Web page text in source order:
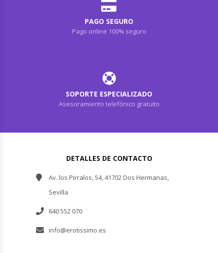
PAGO SEGURO
Pago online 100% seguro
SOPORTE ESPECIALIZADO
Asesoramiento telefónico gratuito
DETALLES DE CONTACTO
Av. los Pirralos, 54, 41702 Dos Hermanas,
Sevilla
640 552 070
info@erotissimo.es